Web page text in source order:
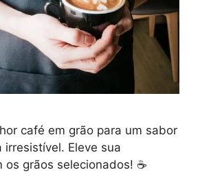
café em grão para um sabor
irresistível. Eleve sua
os grãos selecionados! ☕